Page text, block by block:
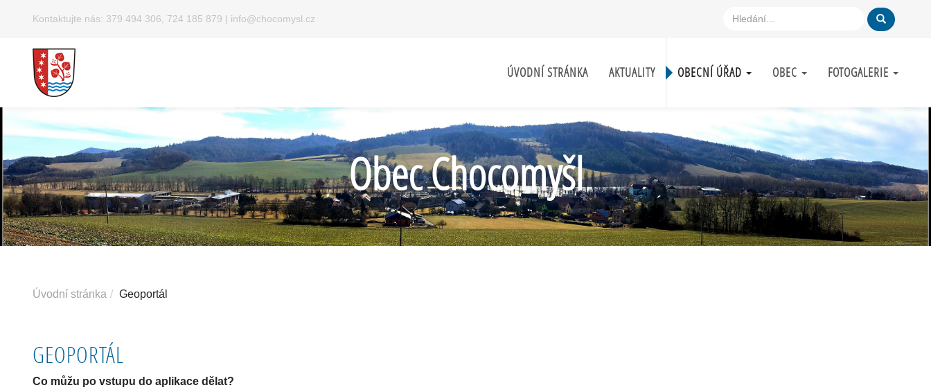
Kontaktujte nás: 379 494 306, 724 185 879 | info@chocomysl.cz
ÚVODNÍ STRÁNKA AKTUALITY OBECNÍ ÚŘAD OBEC FOTOGALERIE
Obec Chocomyšl
Úvodní stránka Geoportál
GEOPORTÁL
Co můžu po vstupu do aplikace dělat?